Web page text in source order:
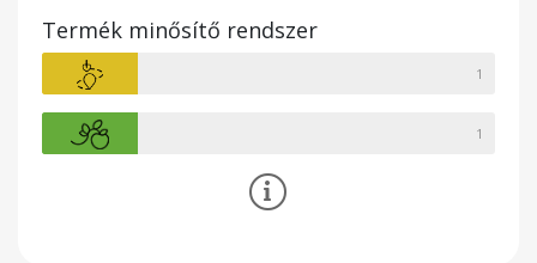
Termék minősítő rendszer
1
1